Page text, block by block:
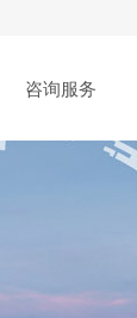
咨询服务